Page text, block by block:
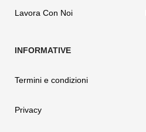
Lavora Con Noi
Termini e condizioni
Privacy